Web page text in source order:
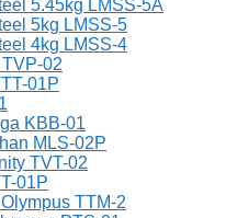
5.45kg LMSS-5A
5kg LMSS-5
4kg LMSS-4
02
01P
KBB-01
MLS-02P
TVT-02
01P
TTM-2